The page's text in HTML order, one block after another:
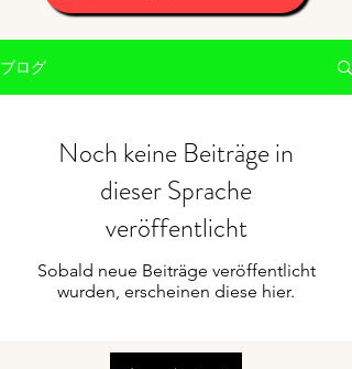
ブログ
Noch keine Beiträge in
dieser Sprache
veröffentlicht
Sobald neue Beiträge veröffentlicht
wurden, erscheinen diese hier.